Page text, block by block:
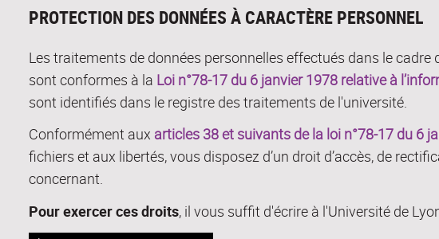
PROTECTION DES DONNÉES À CARACTÈRE PERSONNEL
Les traitements de données personnelles effectués dans le
sont conformes à la Loi n°78-17 du 6 janvier 1978 relative à
sont identifiés dans le registre des traitements de l'université.
Conformément aux articles 38 et suivants de la loi n°78-17 du 6
fichiers et aux libertés, vous disposez d’un droit d’accès, de
concernant.
Pour exercer ces droits, il vous suffit d'écrire à l'Université de